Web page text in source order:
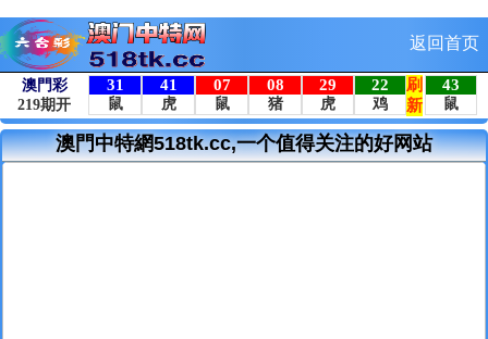
返回首页
澳門中特網518tk.cc,一个值得关注的好网站